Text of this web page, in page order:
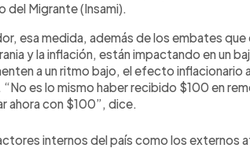
del Migrante (Insami).
esa medida, además de los embates
y la inflación, están impactando en un
a un ritmo bajo, el efecto inflacionario
es lo mismo haber recibido $100 en
ahora con $100”, dice.
internos del país como los externos